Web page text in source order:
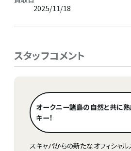
2025/11/18
スタッフコメント
オークニー諸島の自然と共に熟
キー！
スキャパからの新たなオフィシャル